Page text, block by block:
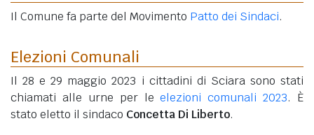
Il Comune fa parte del Movimento Patto dei Sindaci.
Elezioni Comunali
Il 28 e 29 maggio 2023 i cittadini di Sciara sono stati
chiamati alle urne per leelezioni comunali 2023. È
stato eletto il sindaco Concetta Di Liberto.